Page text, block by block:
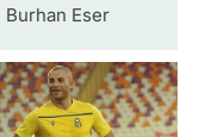
Burhan Eser